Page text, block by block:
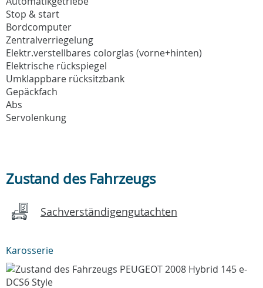
Stop & start
Bordcomputer
Zentralverriegelung
Elektr.verstellbares colorglas (vorne+hinten)
Elektrische rückspiegel
Umklappbare rücksitzbank
Gepäckfach
Abs
Servolenkung
Zustand des Fahrzeugs
Sachverständigengutachten
Karosserie